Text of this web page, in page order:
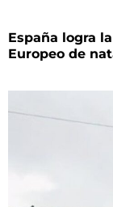
España logra
Europeo de